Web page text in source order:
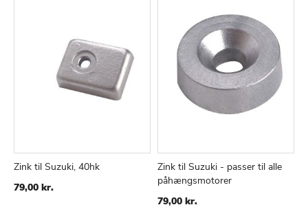
TILFØJ
TIL
Zink til Suzuki, 40hk
79,00 kr.
TILFØJ
TIL
ØNSKE
SAMMENLIGN
Zink til Suzuki - passer til alle
påhængsmotorer
79,00 kr.